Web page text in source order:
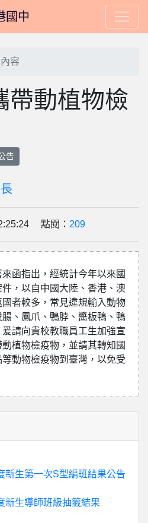
國中
容
帶動植物檢
告
點閱： 209
函指出，經統計今年以來國
，以自中國大陸、香港、澳
者較多，常見違規輸入動物
、鳳爪、鴨脖、醬板鴨、鴨
請向貴校教職員工生加強宣
植物檢疫物，並請其轉知國
動物檢疫物到臺灣，以免受
新生第一次S型編班結果公告
新生導師班級抽籤結果